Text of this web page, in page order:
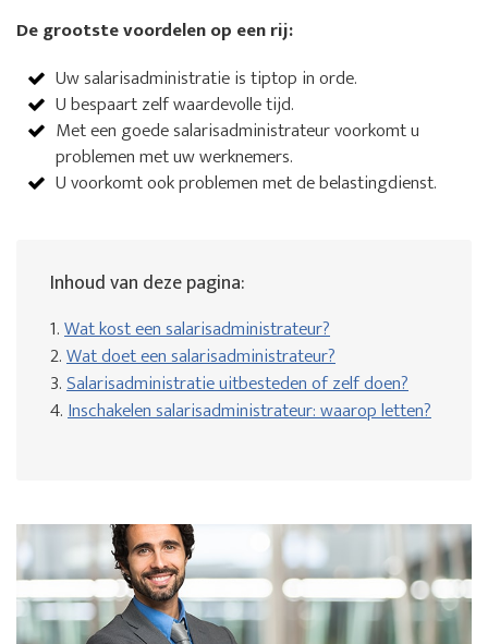
De grootste voordelen op een rij:
Uw salarisadministratie is tiptop in orde.
U bespaart zelf waardevolle tijd.
Met een goede salarisadministrateur voorkomt u
problemen met uw werknemers.
U voorkomt ook problemen met de belastingdienst.
Inhoud van deze pagina:
1.Wat kost een salarisadministrateur?
2.Wat doet een salarisadministrateur?
3.Salarisadministratie uitbesteden of zelf doen?
4.Inschakelen salarisadministrateur: waarop letten?